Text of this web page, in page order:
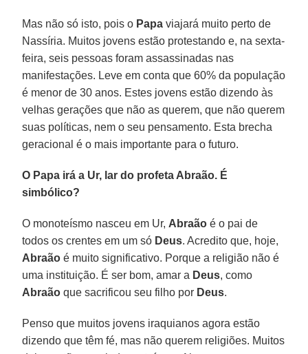
Mas não só isto, pois o Papa viajará muito perto de
Nassíria. Muitos jovens estão protestando e, na sexta-
feira, seis pessoas foram assassinadas nas
manifestações. Leve em conta que 60% da população
é menor de 30 anos. Estes jovens estão dizendo às
velhas gerações que não as querem, que não querem
suas políticas, nem o seu pensamento. Esta brecha
geracional é o mais importante para o futuro.
O Papa irá a Ur, lar do profeta Abraão. É
simbólico?
O monoteísmo nasceu em Ur, Abraão é o pai de
todos os crentes em um só Deus. Acredito que, hoje,
Abraão é muito significativo. Porque a religião não é
uma instituição. É ser bom, amar a Deus, como
Abraão que sacrificou seu filho por Deus.
Penso que muitos jovens iraquianos agora estão
dizendo que têm fé, mas não querem religiões. Muitos